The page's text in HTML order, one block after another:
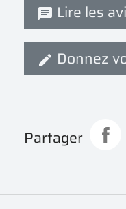
Lire les
Donnez
Partager